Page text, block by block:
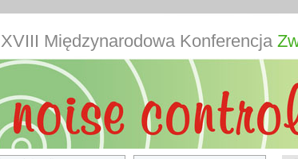
XVIII Międzynarodowa Konferencja